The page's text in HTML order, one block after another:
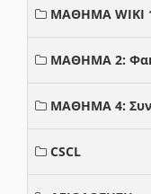
ΜΑΘΗΜΑ WIKI
ΜΑΘΗΜΑ 2:
ΜΑΘΗΜΑ 4:
CSCL